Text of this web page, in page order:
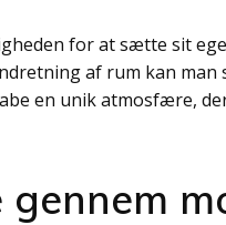
for at sætte sit
af rum kan man
en unik atmosfære,
gennem